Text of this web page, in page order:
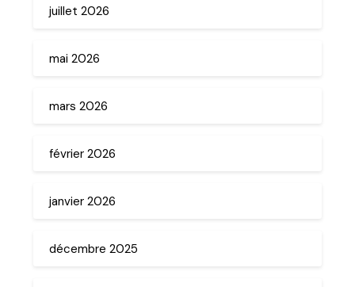
juillet 2026
mai 2026
mars 2026
février 2026
janvier 2026
décembre 2025